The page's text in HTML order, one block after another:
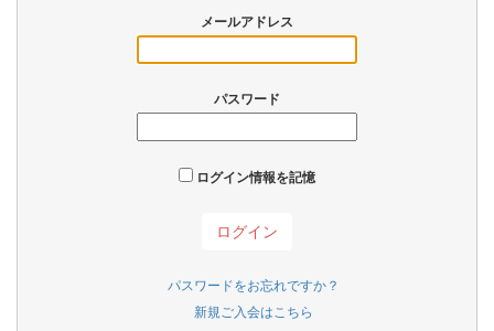
メールアドレス
パスワード
ログイン情報を記憶
パスワードをお忘れですか？
新規ご入会はこちら